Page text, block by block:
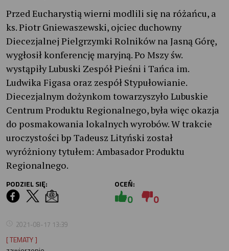
Przed Eucharystią wierni modlili się na różańcu, a
ks. Piotr Gniewaszewski, ojciec duchowny
Diecezjalnej Pielgrzymki Rolników na Jasną Górę,
wygłosił konferencję maryjną. Po Mszy św.
wystąpiły Lubuski Zespół Pieśni i Tańca im.
Ludwika Figasa oraz zespół Stypułowianie.
Diecezjalnym dożynkom towarzyszyło Lubuskie
Centrum Produktu Regionalnego, była więc okazja
do posmakowania lokalnych wyrobów. W trakcie
uroczystości bp Tadeusz Lityński został
wyróżniony tytułem: Ambasador Produktu
Regionalnego.
PODZIEL SIĘ: OCEŃ:
0 0
2021-08-17 13:39
[ TEMATY ]